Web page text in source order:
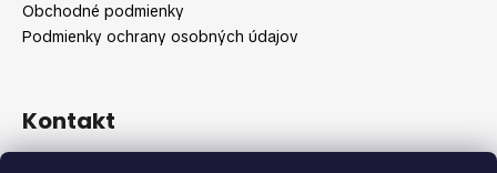
Obchodné podmienky
Podmienky ochrany osobných údajov
Kontakt